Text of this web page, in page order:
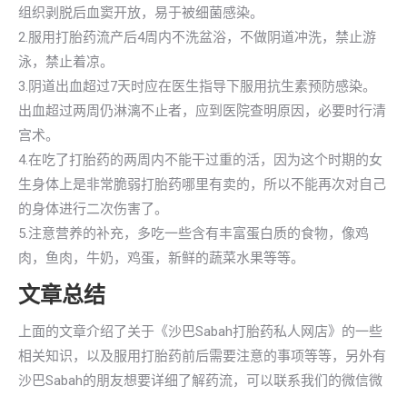
组织剥脱后血窦开放，易于被细菌感染。
2.服用打胎药流产后4周内不洗盆浴，不做阴道冲洗，禁止游
泳，禁止着凉。
3.阴道出血超过7天时应在医生指导下服用抗生素预防感染。
出血超过两周仍淋漓不止者，应到医院查明原因，必要时行清
宫术。
4.在吃了打胎药的两周内不能干过重的活，因为这个时期的女
生身体上是非常脆弱打胎药哪里有卖的，所以不能再次对自己
的身体进行二次伤害了。
5.注意营养的补充，多吃一些含有丰富蛋白质的食物，像鸡
肉，鱼肉，牛奶，鸡蛋，新鲜的蔬菜水果等等。
文章总结
上面的文章介绍了关于《沙巴Sabah打胎药私人网店》的一些
相关知识，以及服用打胎药前后需要注意的事项等等，另外有
沙巴Sabah的朋友想要详细了解药流，可以联系我们的微信微